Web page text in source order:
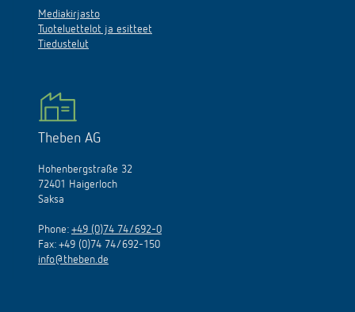
Mediakirjasto
Tuoteluettelot ja esitteet
Tiedustelut
Theben AG
Hohenbergstraße 32
72401 Haigerloch
Saksa
Phone: +49 (0)74 74/692-0
Fax: +49 (0)74 74/692-150
info@theben.de